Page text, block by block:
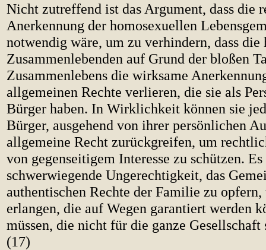
Nicht zutreffend ist das Argument, dass die
Anerkennung der homosexuellen
notwendig wäre, um zu verhindern, dass die
Zusammenlebenden auf Grund der bloßen
Zusammenlebens die wirksame
allgemeinen Rechte verlieren, die sie als
Bürger haben. In Wirklichkeit können sie
Bürger, ausgehend von ihrer persönlichen
allgemeine Recht zurückgreifen, um
von gegenseitigem Interesse zu schützen.
schwerwiegende Ungerechtigkeit, das
authentischen Rechte der Familie zu
erlangen, die auf Wegen garantiert werden
müssen, die nicht für die ganze Gesellschaft
(17)